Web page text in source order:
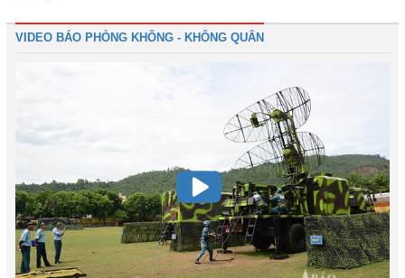
VIDEO BÁO PHÒNG KHÔNG - KHÔNG QUÂN